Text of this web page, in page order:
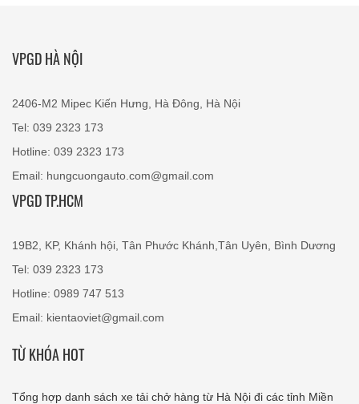
VPGD HÀ NỘI
2406-M2 Mipec Kiến Hưng, Hà Đông, Hà Nội
Tel: 039 2323 173
Hotline: 039 2323 173
Email: hungcuongauto.com@gmail.com
VPGD TP.HCM
19B2, KP, Khánh hội, Tân Phước Khánh,Tân Uyên, Bình Dương
Tel: 039 2323 173
Hotline: 0989 747 513
Email: kientaoviet@gmail.com
TỪ KHÓA HOT
Tổng hợp danh sách xe tải chở hàng từ Hà Nội đi các tỉnh Miền